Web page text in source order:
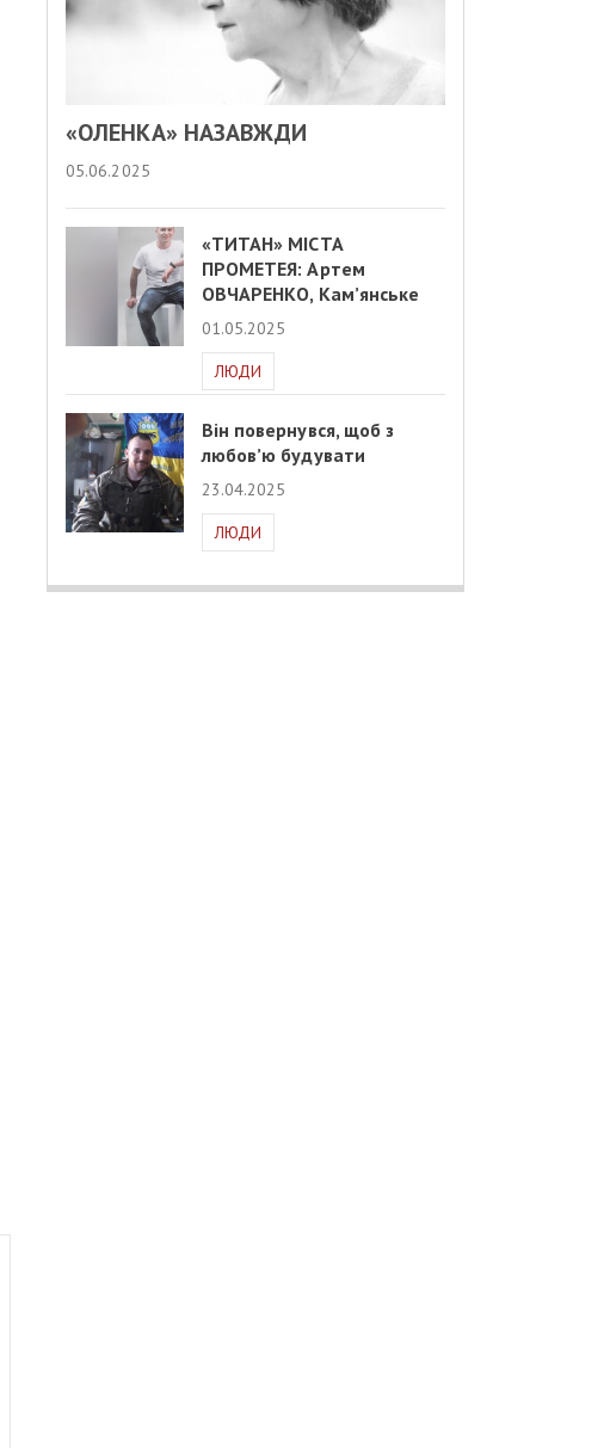
«ОЛЕНКА» НАЗАВЖДИ
05.06.2025
«ТИТАН» МІСТА
ПРОМЕТЕЯ: Артем
ОВЧАРЕНКО, Кам’янське
01.05.2025
ЛЮДИ
Він повернувся, щоб з
любов’ю будувати
23.04.2025
ЛЮДИ